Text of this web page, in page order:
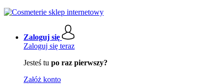
Zaloguj się
Zaloguj się teraz
Jesteś tu po raz pierwszy?
Załóż konto